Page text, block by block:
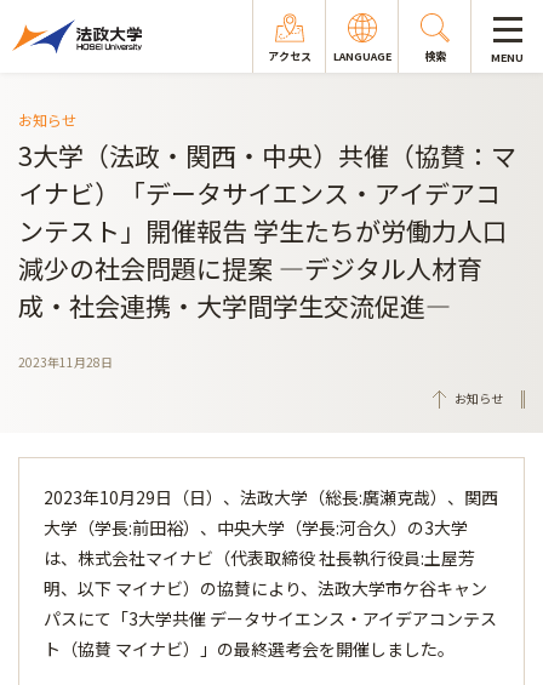
アクセス LANGUAGE 検索 MENU
お知らせ
3大学（法政・関西・中央）共催（協賛：マ
イナビ）「データサイエンス・アイデアコ
ンテスト」開催報告 学生たちが労働力人口
減少の社会問題に提案 ―デジタル人材育
成・社会連携・大学間学生交流促進―
2023年11月28日
お知らせ
2023年10月29日（日）、法政大学（総長:廣瀬克哉）、関西
大学（学長:前田裕）、中央大学（学長:河合久）の3大学
は、株式会社マイナビ（代表取締役 社長執行役員:土屋芳
明、以下 マイナビ）の協賛により、法政大学市ケ谷キャン
パスにて「3大学共催 データサイエンス・アイデアコンテス
ト（協賛 マイナビ）」の最終選考会を開催しました。